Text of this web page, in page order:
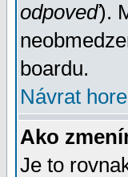
odpoveď).
boardu.
Návrat hore
Ako
Je to